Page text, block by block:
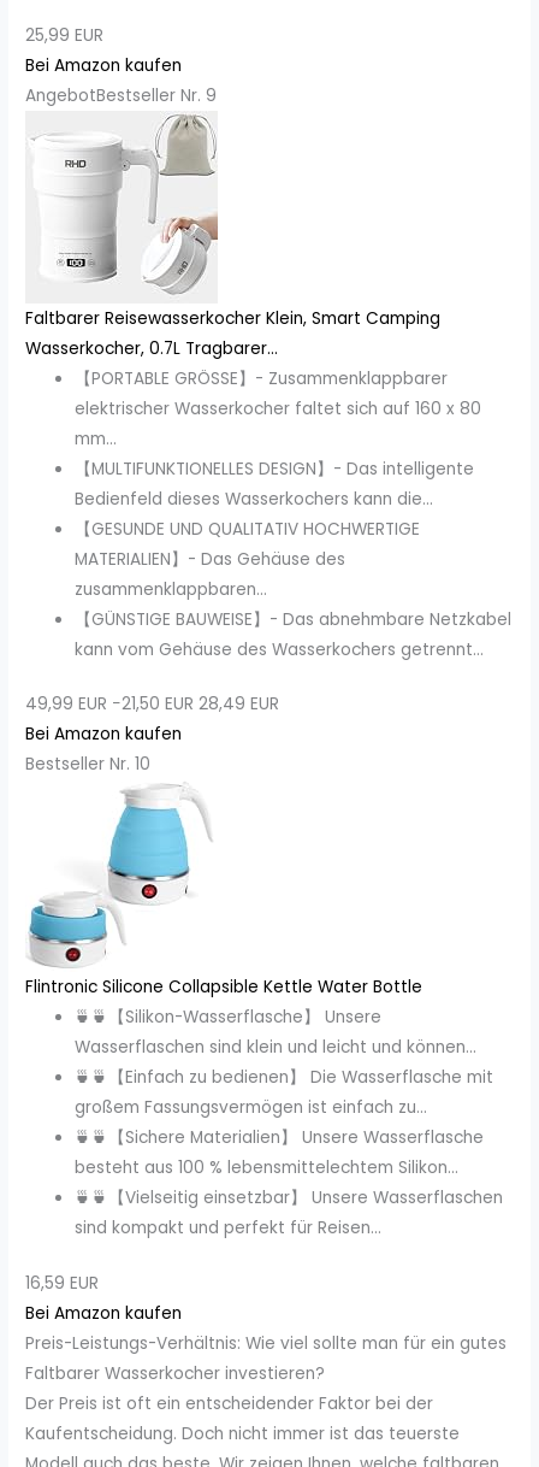
25,99 EUR
Bei Amazon kaufen
AngebotBestseller Nr. 9
Faltbarer Reisewasserkocher Klein, Smart Camping
Wasserkocher, 0.7L Tragbarer...
【PORTABLE GRÖSSE】- Zusammenklappbarer
elektrischer Wasserkocher faltet sich auf 160 x 80
mm...
【MULTIFUNKTIONELLES DESIGN】- Das intelligente
Bedienfeld dieses Wasserkochers kann die...
【GESUNDE UND QUALITATIV HOCHWERTIGE
MATERIALIEN】- Das Gehäuse des
zusammenklappbaren...
【GÜNSTIGE BAUWEISE】- Das abnehmbare Netzkabel
kann vom Gehäuse des Wasserkochers getrennt...
49,99 EUR −21,50 EUR 28,49 EUR
Bei Amazon kaufen
Bestseller Nr. 10
Flintronic Silicone Collapsible Kettle Water Bottle
🍵🍵【Silikon-Wasserflasche】 Unsere
Wasserflaschen sind klein und leicht und können...
🍵🍵【Einfach zu bedienen】 Die Wasserflasche mit
großem Fassungsvermögen ist einfach zu...
🍵🍵【Sichere Materialien】 Unsere Wasserflasche
besteht aus 100 % lebensmittelechtem Silikon...
🍵🍵【Vielseitig einsetzbar】 Unsere Wasserflaschen
sind kompakt und perfekt für Reisen...
16,59 EUR
Bei Amazon kaufen
Preis-Leistungs-Verhältnis: Wie viel sollte man für ein gutes
Faltbarer Wasserkocher investieren?
Der Preis ist oft ein entscheidender Faktor bei der
Kaufentscheidung. Doch nicht immer ist das teuerste